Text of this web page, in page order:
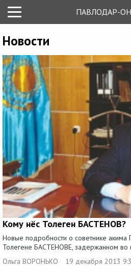
ПАВЛОДАР-
Новости
Кому нёс Толеген БАСТЕНОВ?
Новые подробности о советнике акима
Толегене БАСТЕНОВЕ, задержанном во
Ольга ВОРОНЬКО
19 декабря 2013